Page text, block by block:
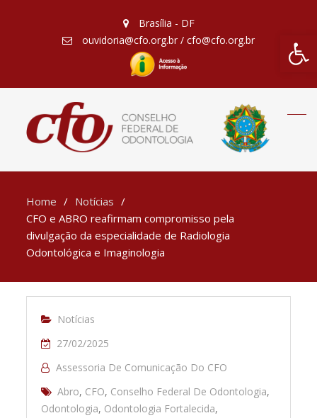
Barra
Brasília - DF
ouvidoria@cfo.org.br / cfo@cfo.org.br
Home
Notícias
CFO e ABRO reafirmam compromisso pela
divulgação da especialidade de Radiologia
Odontológica e Imaginologia
Notícias
27/02/2025
Assessoria De Comunicação Do CFO
Abro, CFO, Conselho Federal De Odontologia,
Odontologia, Odontologia Fortalecida,